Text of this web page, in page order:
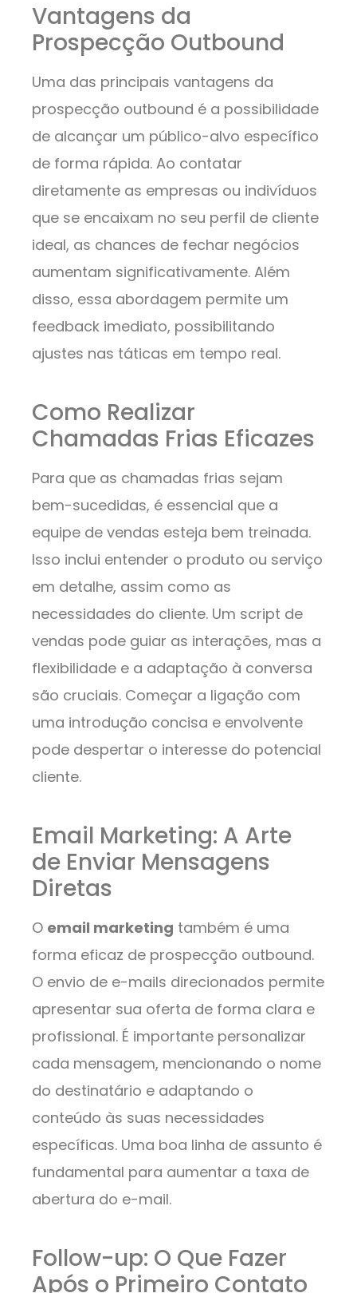
Vantagens da
Prospecção Outbound
Uma das principais vantagens da
prospecção outbound é a possibilidade
de alcançar um público-alvo específico
de forma rápida. Ao contatar
diretamente as empresas ou indivíduos
que se encaixam no seu perfil de cliente
ideal, as chances de fechar negócios
aumentam significativamente. Além
disso, essa abordagem permite um
feedback imediato, possibilitando
ajustes nas táticas em tempo real.
Como Realizar
Chamadas Frias Eficazes
Para que as chamadas frias sejam
bem-sucedidas, é essencial que a
equipe de vendas esteja bem treinada.
Isso inclui entender o produto ou serviço
em detalhe, assim como as
necessidades do cliente. Um script de
vendas pode guiar as interações, mas a
flexibilidade e a adaptação à conversa
são cruciais. Começar a ligação com
uma introdução concisa e envolvente
pode despertar o interesse do potencial
cliente.
Email Marketing: A Arte
de Enviar Mensagens
Diretas
O email marketing também é uma
forma eficaz de prospecção outbound.
O envio de e-mails direcionados permite
apresentar sua oferta de forma clara e
profissional. É importante personalizar
cada mensagem, mencionando o nome
do destinatário e adaptando o
conteúdo às suas necessidades
específicas. Uma boa linha de assunto é
fundamental para aumentar a taxa de
abertura do e-mail.
Follow-up: O Que Fazer
Após o Primeiro Contato